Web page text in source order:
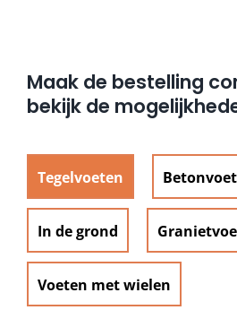
Maak de bestelling
bekijk de
Tegelvoeten
In de grond
Voeten met wielen